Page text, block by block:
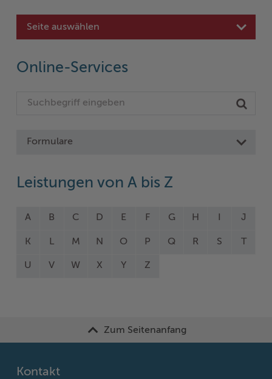
Seite auswählen
Online-Services
Formulare
Leistungen von A bis Z
A B C D E F G H I J
K L M N O P Q R S
U V W X Y Z
Zum Seitenanfang
Kontakt